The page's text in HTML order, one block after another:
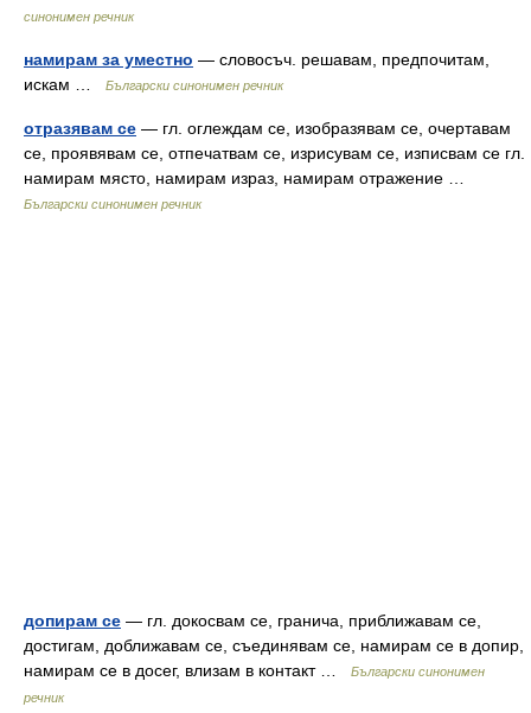
синонимен речник
намирам за уместно — словосъч. решавам, предпочитам,
искам …
Български синонимен речник
отразявам се — гл. оглеждам се, изобразявам се, очертавам
се, проявявам се, отпечатвам се, изрисувам се, изписвам се гл.
намирам място, намирам израз, намирам отражение …
Български синонимен речник
допирам се — гл. докосвам се, гранича, приближавам се,
достигам, доближавам се, съединявам се, намирам се в допир,
намирам се в досег, влизам в контакт …
Български синонимен
речник